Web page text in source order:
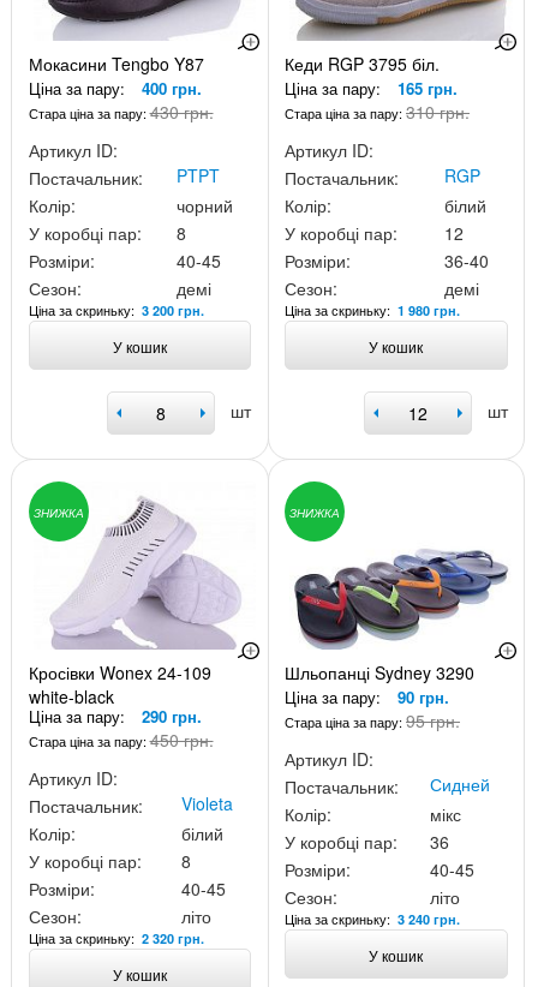
Мокасини Tengbo Y87
Ціна за пару: 400 грн.
Стара ціна за пару:430 грн.
Артикул ID:
Постачальник:
PTPT
Колір:
чорний
У коробці пар:
8
Розміри:
40-45
Сезон:
демі
Ціна за скриньку: 3 200 грн.
У кошик
шт
Кеди RGP 3795 біл.
Ціна за пару: 165 грн.
Стара ціна за пару:310 грн.
Артикул ID:
Постачальник:
RGP
Колір:
білий
У коробці пар:
12
Розміри:
36-40
Сезон:
демі
Ціна за скриньку:1 980 грн.
У кошик
шт
ЗНИЖКА
Кросівки Wonex 24-109
white-black
Ціна за пару: 290 грн.
Стара ціна за пару:450 грн.
Артикул ID:
Постачальник:
Violeta
Колір:
білий
У коробці пар:
8
Розміри:
40-45
Сезон:
літо
Ціна за скриньку: 2 320 грн.
У кошик
ЗНИЖКА
Шльопанці Sydney 3290
Ціна за пару: 90 грн.
Стара ціна за пару:95 грн.
Артикул ID:
Постачальник:
Сидней
Колір:
мікс
У коробці пар:
36
Розміри:
40-45
Сезон:
літо
Ціна за скриньку:3 240 грн.
У кошик